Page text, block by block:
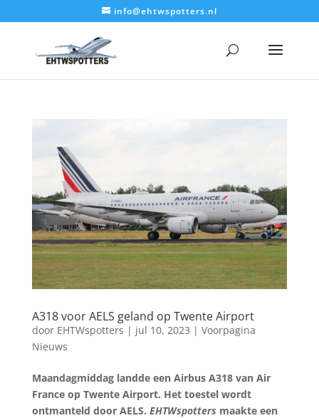
info@ehtwspotters.nl
A318 voor AELS geland op Twente Airport
door EHTWspotters | jul 10, 2023 | Voorpagina
Nieuws
Maandagmiddag landde een Airbus A318 van Air
France op Twente Airport. Het toestel wordt
ontmanteld door AELS. EHTWspotters maakte een